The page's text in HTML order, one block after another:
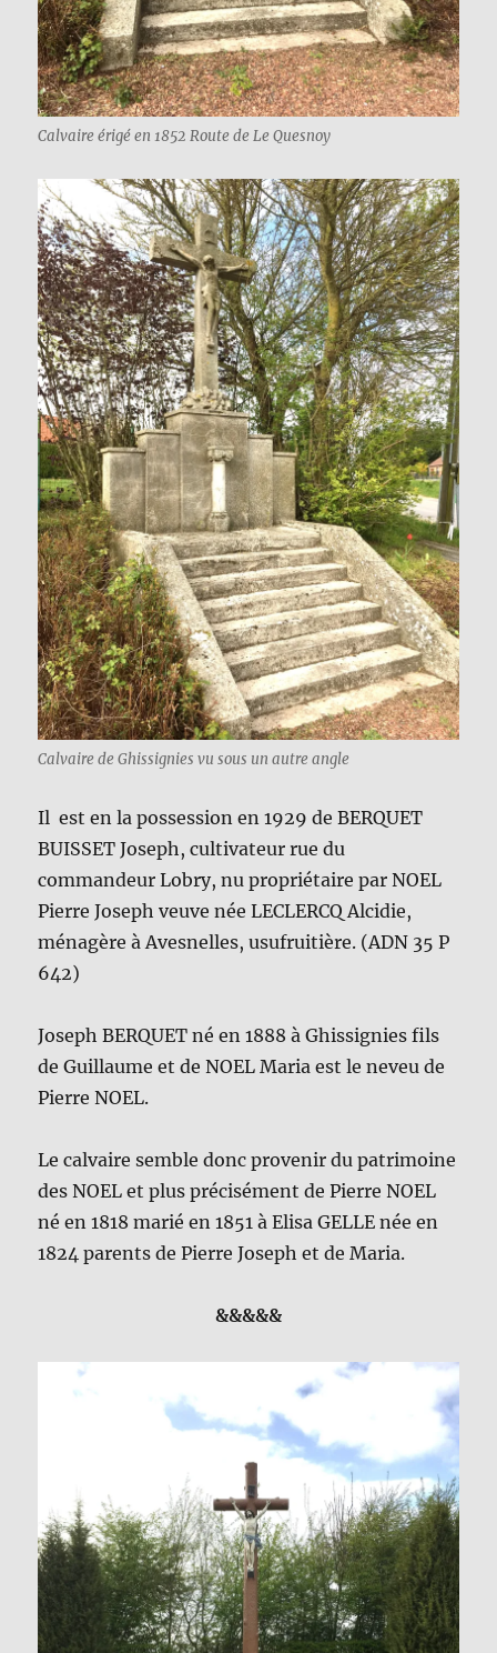
Calvaire érigé en 1852 Route de Le Quesnoy
Calvaire de Ghissignies vu sous un autre angle
Il est en la possession en 1929 de BERQUET
BUISSET Joseph, cultivateur rue du
commandeur Lobry, nu propriétaire par NOEL
Pierre Joseph veuve née LECLERCQ Alcidie,
ménagère à Avesnelles, usufruitière. (ADN 35 P
642)
Joseph BERQUET né en 1888 à Ghissignies fils
de Guillaume et de NOEL Maria est le neveu de
Pierre NOEL.
Le calvaire semble donc provenir du patrimoine
des NOEL et plus précisément de Pierre NOEL
né en 1818 marié en 1851 à Elisa GELLE née en
1824 parents de Pierre Joseph et de Maria.
&&&&&